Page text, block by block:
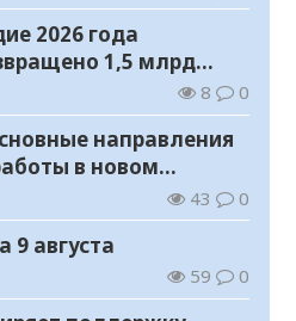
2026 года
1,5 млрд
8 0
направления
в новом
43 0
9 августа
59 0